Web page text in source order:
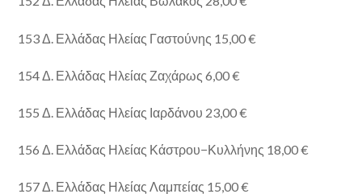
153 Δ. Ελλάδας Ηλείας Γαστούνης 15,00 €
154 Δ. Ελλάδας Ηλείας Ζαχάρως 6,00 €
155 Δ. Ελλάδας Ηλείας Ιαρδάνου 23,00 €
156 Δ. Ελλάδας Ηλείας Κάστρου−Κυλλήνης 18,00 €
157 Δ. Ελλάδας Ηλείας Λαμπείας 15,00 €